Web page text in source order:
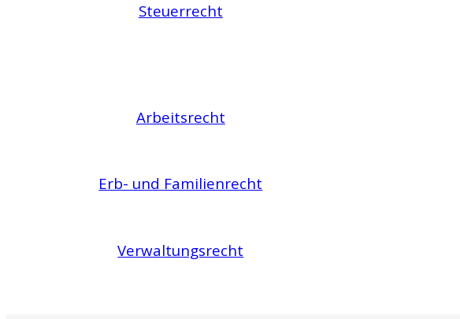
Steuerrecht
Arbeitsrecht
Erb- und Familienrecht
Verwaltungsrecht